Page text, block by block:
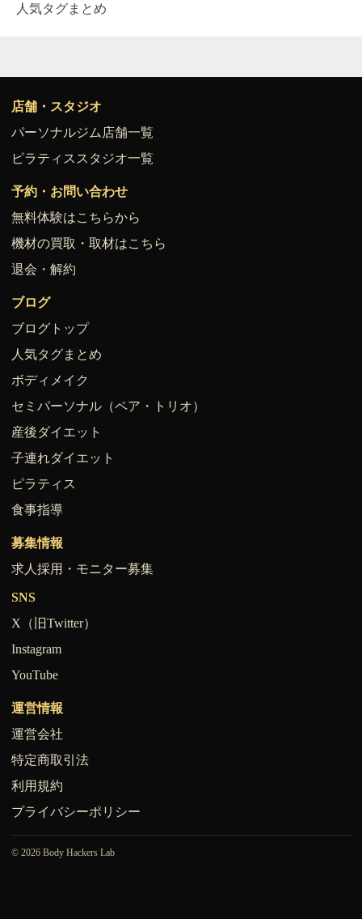
人気タグまとめ
店舗・スタジオ
パーソナルジム店舗一覧
ピラティススタジオ一覧
予約・お問い合わせ
無料体験はこちらから
機材の買取・取材はこちら
退会・解約
ブログ
ブログトップ
人気タグまとめ
ボディメイク
セミパーソナル（ペア・トリオ）
産後ダイエット
子連れダイエット
ピラティス
食事指導
募集情報
求人採用・モニター募集
SNS
X（旧Twitter）
Instagram
YouTube
運営情報
運営会社
特定商取引法
利用規約
プライバシーポリシー
© 2026 Body Hackers Lab